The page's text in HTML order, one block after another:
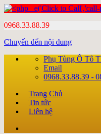
0968.33.88.39
Chuyển đến nội dung
Phụ Tùng Ô Tô
Email
0968.33.88.39 -
Trang Chủ
Tin tức
Liên hệ